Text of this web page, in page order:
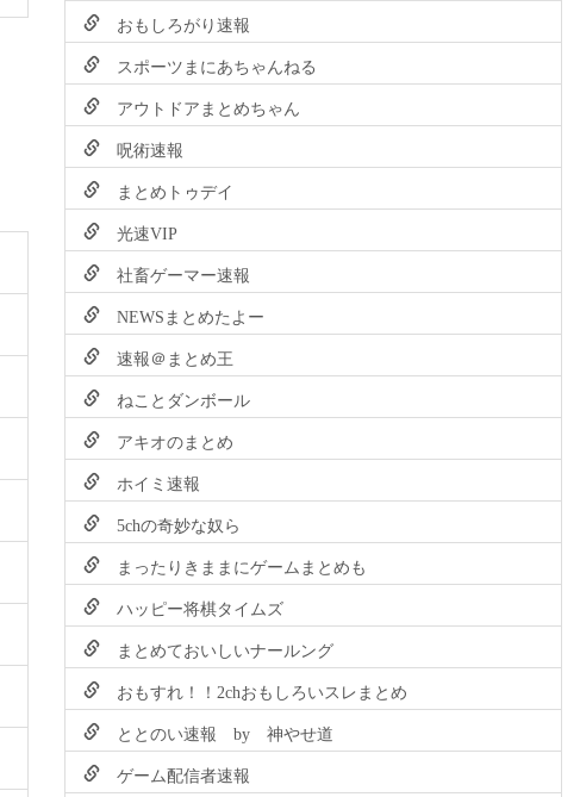
おもしろがり速報
スポーツまにあちゃんねる
アウトドアまとめちゃん
呪術速報
まとめトゥデイ
光速VIP
社畜ゲーマー速報
NEWSまとめたよー
速報＠まとめ王
ねことダンボール
アキオのまとめ
ホイミ速報
5chの奇妙な奴ら
まったりきままにゲームまとめも
ハッピー将棋タイムズ
まとめておいしいナールング
おもすれ！！2chおもしろいスレまとめ
ととのい速報 by 神やせ道
ゲーム配信者速報